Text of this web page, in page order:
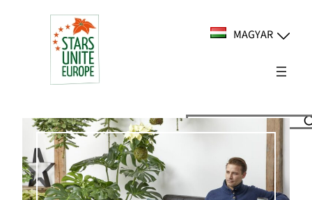
tartalomhoz
MAGYAR
Suchen